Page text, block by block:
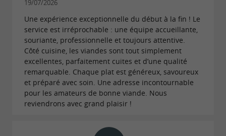
19/07/2026
Une expérience exceptionnelle du début à la fin ! Le
service est irréprochable : une équipe accueillante,
souriante, professionnelle et toujours attentive.
Côté cuisine, les viandes sont tout simplement
excellentes, parfaitement cuites et d’une qualité
remarquable. Chaque plat est généreux, savoureux
et préparé avec soin. Une adresse incontournable
pour les amateurs de bonne viande. Nous
reviendrons avec grand plaisir !